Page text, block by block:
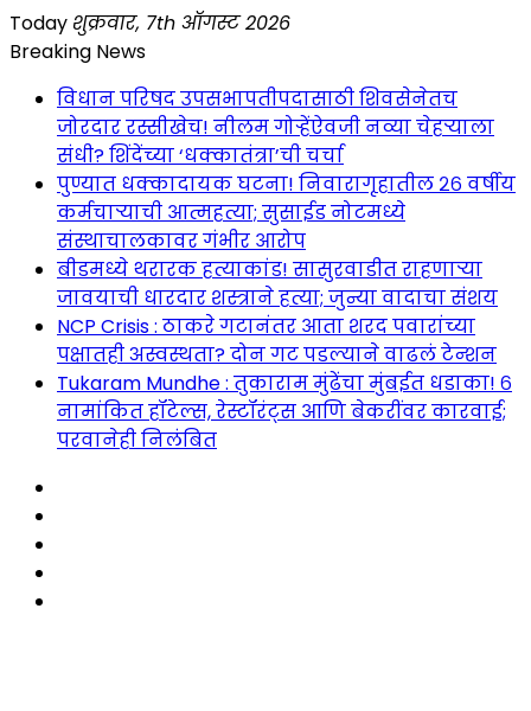
Skip
to
Today शुक्रवार, 7th ऑगस्ट 2026
Breaking News
विधान परिषद उपसभापतीपदासाठी शिवसेनेतच
जोरदार रस्सीखेच! नीलम गोऱ्हेंऐवजी नव्या चेहऱ्याला
संधी? शिंदेंच्या ‘धक्कातंत्रा’ची चर्चा
पुण्यात धक्कादायक घटना! निवारागृहातील २६ वर्षीय
कर्मचाऱ्याची आत्महत्या; सुसाईड नोटमध्ये
संस्थाचालकावर गंभीर आरोप
बीडमध्ये थरारक हत्याकांड! सासुरवाडीत राहणाऱ्या
जावयाची धारदार शस्त्राने हत्या; जुन्या वादाचा संशय
NCP Crisis : ठाकरे गटानंतर आता शरद पवारांच्या
पक्षातही अस्वस्थता? दोन गट पडल्याने वाढलं टेन्शन
Tukaram Mundhe : तुकाराम मुंढेंचा मुंबईत धडाका! ६
नामांकित हॉटेल्स, रेस्टॉरंट्स आणि बेकरींवर कारवाई;
परवानेही निलंबित